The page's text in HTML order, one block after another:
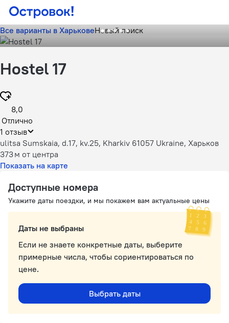
Все варианты в ХарьковеНовый поиск
Hostel 17
8,0
Отлично
1 отзыв
ulitsa Sumskaia, d.17, kv.25, Kharkiv 61057 Ukraine, Харьков
373 м от центра
Показать на карте
Доступные номера
Укажите даты поездки, и мы покажем вам актуальные цены
Даты не выбраны
Если не знаете конкретные даты, выберите
примерные числа, чтобы сориентироваться по
цене.
Выбрать даты